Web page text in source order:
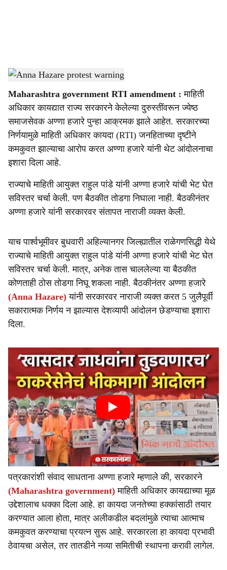
a
r
e
Anna Hazare protest warning-Sarkarnama
Maharashtra government RTI amendment : माहिती
अधिकार कायद्यात राज्य सरकारने केलेल्या दुरुस्तींवरून ज्येष्ठ
समाजसेवक अण्णा हजारे पुन्हा आक्रमक झाले आहेत. सरकारच्या
निर्णयामुळे माहिती अधिकार कायदा (RTI) जनहिताच्या दृष्टीने
कमकुवत झाल्याचा आरोप करत अण्णा हजारे यांनी थेट आंदोलनाचा
इशारा दिला आहे.
राज्याचे माहिती आयुक्त राहुल पांडे यांनी अण्णा हजारे यांची भेट घेत
सविस्तर चर्चा केली. पण बैठकीत तोडगा निघाला नाही. बैठकीनंतर
अण्णा हजारे यांनी सरकारवर संतापत नाराजी व्यक्त केली.
याच पार्श्वभूमीवर बुधवारी अहिल्यानगर जिल्ह्यातील राळेगणसिद्धी येथे
राज्याचे माहिती आयुक्त राहुल पांडे यांनी अण्णा हजारे यांची भेट घेत
सविस्तर चर्चा केली. मात्र, अनेक तास चाललेल्या या बैठकीत
कोणताही ठोस तोडगा निघू शकला नाही. बैठकीनंतर अण्णा हजारे
(Anna Hazare) यांनी सरकारवर नाराजी व्यक्त करत 5 जुलैपूर्वी
सकारात्मक निर्णय न झाल्यास देशव्यापी आंदोलन छेडण्याचा इशारा
दिला.
पत्रकारांशी संवाद साधताना अण्णा हजारे म्हणाले की, सरकारने
(Maharashtra government) माहिती अधिकार कायद्याच्या मूळ
उद्देशालाच धक्का दिला आहे. हा कायदा जनतेच्या हक्कांसाठी तयार
करण्यात आला होता, मात्र अलीकडील बदलांमुळे त्याचा आत्माच
कमकुवत करण्याचा प्रयत्न सुरू आहे. सरकारला हा कायदा प्रभावी
ठेवायचा असेल, तर तातडीने नव्या समितीची स्थापना करावी लागेल.